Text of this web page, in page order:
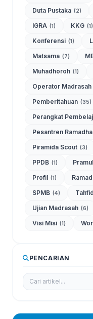
Duta Pustaka (2)
IGRA (1) KKG (1)
Konferensi (1)
Matsama (7)
Muhadhoroh (1)
Operator Madrasah
Pemberitahuan (35)
Perangkat
Pesantren
Piramida Scout (3)
PPDB (1)
Profil (1)
SPMB (4)
Ujian Madrasah (6)
Visi Misi (1)
PENCARIAN